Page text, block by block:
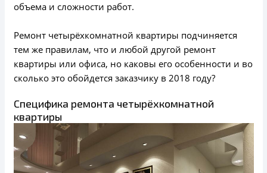
объема и сложности работ.
Ремонт четырёхкомнатной квартиры подчиняется
тем же правилам, что и любой другой ремонт
квартиры или офиса, но каковы его особенности и во
сколько это обойдется заказчику в 2018 году?
Специфика ремонта четырёхкомнатной
квартиры